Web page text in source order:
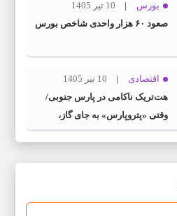
بورس
10 تیر 1405
صعود ۶۰ هزار واحدی شاخص بورس
اقتصادی
10 تیر 1405
هت‌تریک ناکامی در پارس جنوبی/
وقتی «پتروپارس» به جای گاز،
«بحران» تولید می‌کند